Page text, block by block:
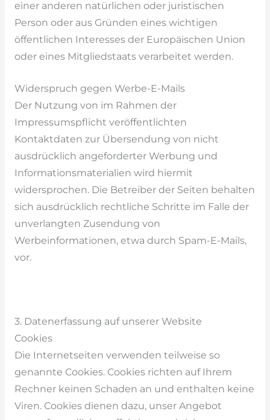
einer anderen natürlichen oder juristischen
Person oder aus Gründen eines wichtigen
öffentlichen Interesses der Europäischen Union
oder eines Mitgliedstaats verarbeitet werden.
Widerspruch gegen Werbe-E-Mails
Der Nutzung von im Rahmen der
Impressumspflicht veröffentlichten
Kontaktdaten zur Übersendung von nicht
ausdrücklich angeforderter Werbung und
Informationsmaterialien wird hiermit
widersprochen. Die Betreiber der Seiten behalten
sich ausdrücklich rechtliche Schritte im Falle der
unverlangten Zusendung von
Werbeinformationen, etwa durch Spam-E-Mails,
vor.
3. Datenerfassung auf unserer Website
Cookies
Die Internetseiten verwenden teilweise so
genannte Cookies. Cookies richten auf Ihrem
Rechner keinen Schaden an und enthalten keine
Viren. Cookies dienen dazu, unser Angebot